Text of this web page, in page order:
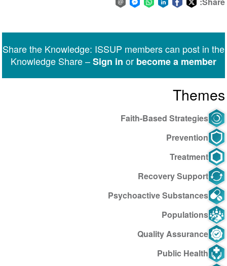
Messenger
Share the Knowledge: ISSUP members can post in the
Knowledge Share –Sign in or become a member
Themes
Faith-Based Strategies
Prevention
Treatment
Recovery Support
Psychoactive Substances
Populations
Quality Assurance
Public Health